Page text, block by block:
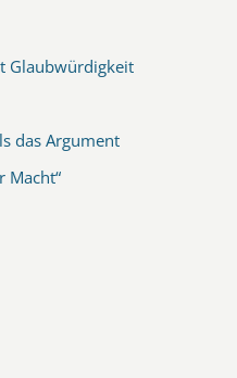
Glaubwürdigkeit
das Argument
Macht“